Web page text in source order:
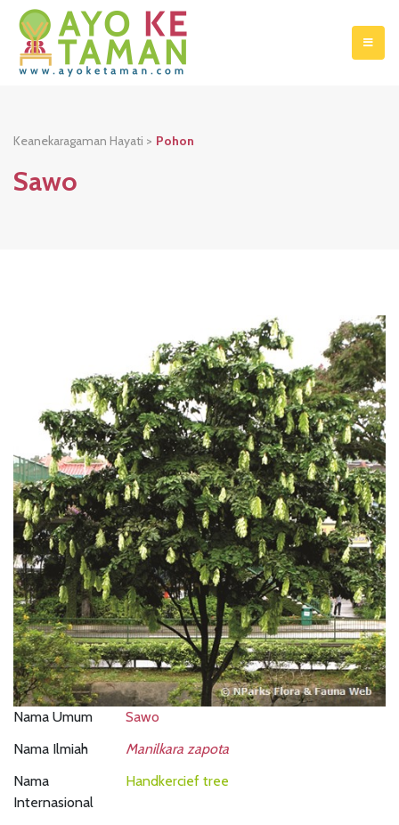
Keanekaragaman Hayati > Pohon
Sawo
Nama Umum
Sawo
Nama Ilmiah
Manilkara zapota
Nama
Internasional
Handkercief tree